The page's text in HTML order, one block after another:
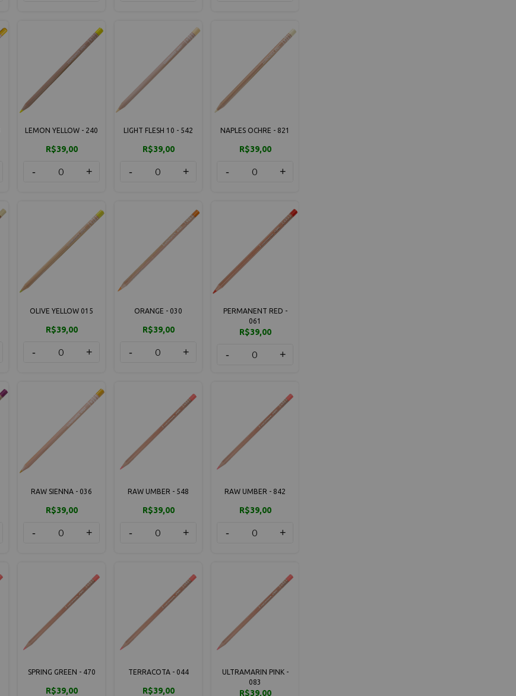
LEMON YELLOW - 240
R$39,00
- +
LIGHT FLESH 10 - 542
R$39,00
- +
NAPLES OCHRE - 821
R$39,00
- +
OLIVE YELLOW 015
R$39,00
- +
ORANGE - 030
R$39,00
- +
PERMANENT RED -
061
R$39,00
- +
RAW SIENNA - 036
R$39,00
- +
RAW UMBER - 548
R$39,00
- +
RAW UMBER - 842
R$39,00
- +
SPRING GREEN - 470
R$39,00
TERRACOTA - 044
R$39,00
ULTRAMARIN PINK -
083
R$39,00